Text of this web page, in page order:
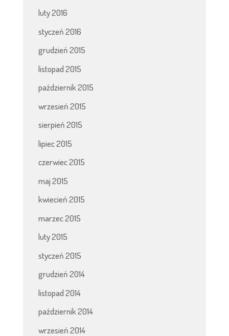
luty 2016
styczeń 2016
grudzień 2015
listopad 2015
październik 2015
wrzesień 2015
sierpień 2015
lipiec 2015
czerwiec 2015
maj 2015
kwiecień 2015
marzec 2015
luty 2015
styczeń 2015
grudzień 2014
listopad 2014
październik 2014
wrzesień 2014